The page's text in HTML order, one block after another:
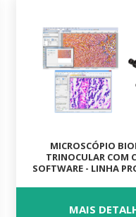
MICROSCÓPIO
TRINOCULAR COM
SOFTWARE - LINHA
MAIS